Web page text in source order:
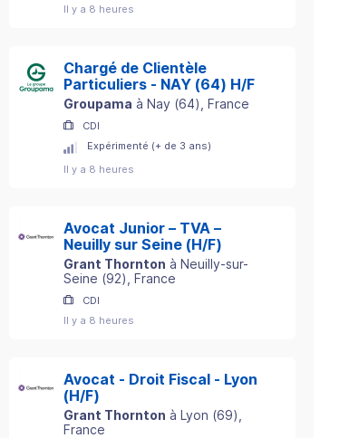
Il y a 8 heures
Chargé de Clientèle
Particuliers - NAY (64) H/F
Groupama à Nay (64) , France
CDI
Expérimenté (+ de 3 ans)
Il y a 8 heures
Avocat Junior – TVA –
Neuilly sur Seine (H/F)
Grant Thornton à Neuilly-sur-
Seine (92) , France
CDI
Il y a 8 heures
Avocat - Droit Fiscal - Lyon
(H/F)
Grant Thornton à Lyon (69)
France